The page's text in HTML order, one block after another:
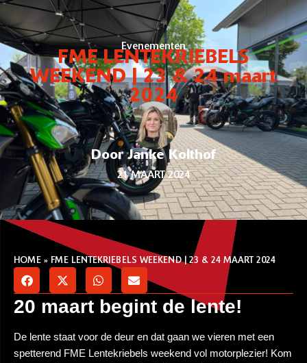
Evenementen
FME LENTEKRIEBELS
WEEKEND | 23 & 24 maart
2024
Door Janke Kolthof
21 MAART 2024
HOME » FME LENTEKRIEBELS WEEKEND | 23 & 24 MAART 2024
20 maart begint de lente!
De lente staat voor de deur en dat gaan we vieren met een
spetterend FME Lentekriebels weekend vol motorplezier! Kom